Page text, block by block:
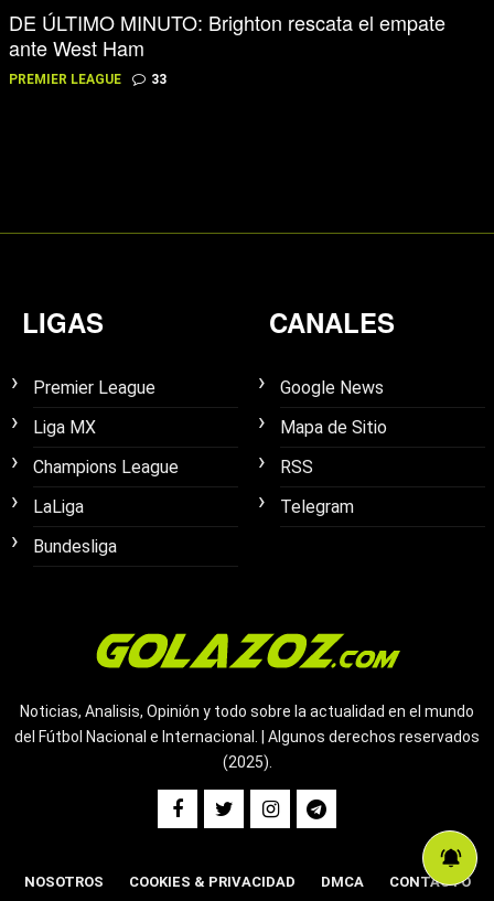
DE ÚLTIMO MINUTO: Brighton rescata el empate
ante West Ham
PREMIER LEAGUE 33
LIGAS
Premier League
Liga MX
Champions League
LaLiga
Bundesliga
CANALES
Google News
Mapa de Sitio
RSS
Telegram
Noticias, Analisis, Opinión y todo sobre la actualidad en el mundo
del Fútbol Nacional e Internacional. | Algunos derechos reservados
(2025).
NOSOTROS COOKIES & PRIVACIDAD DMCA CONTACTO